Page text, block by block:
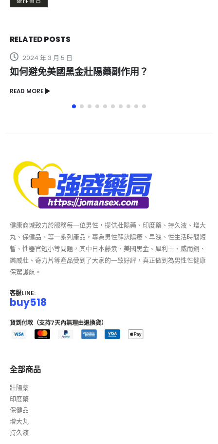
RELATEDPOSTS
2024 年 3 月 5 日
如何避免美國黑金壯陽藥副作用？
READ MORE
健康商城致力於服務每一位男性，提供壯陽藥、印度藥、持久液、增大
丸、保健品、等一系列產品，專為男性解決陽痿、早洩、性生活時間短
暫、性器官短小等問題，其中日本藤素、美國黑金、犀利士、威而鋼、
樂威壯、奇力片等產品受到了大家的一致好評，真正做到為男性性健康
保駕護航。
客服LINE:
buy518
貨到付款（支持7天內無理由退換貨）
全部商品
壯陽藥
印度藥
保健品
增大丸
持久液